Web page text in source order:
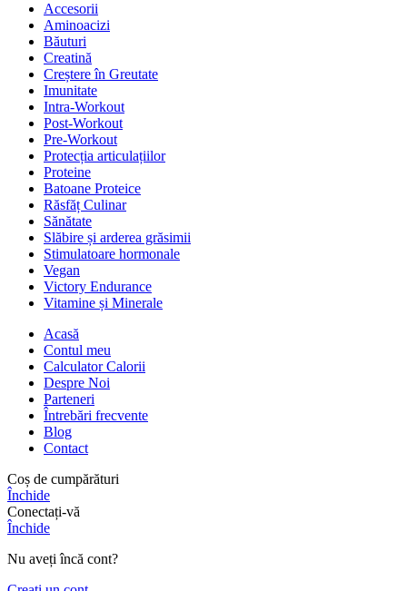
Accesorii
Aminoacizi
Băuturi
Creatină
Creștere în Greutate
Imunitate
Intra-Workout
Post-Workout
Pre-Workout
Protecția articulațiilor
Proteine
Batoane Proteice
Răsfăț Culinar
Sănătate
Slăbire și arderea grăsimii
Stimulatoare hormonale
Vegan
Victory Endurance
Vitamine și Minerale
Acasă
Contul meu
Calculator Calorii
Despre Noi
Parteneri
Întrebări frecvente
Blog
Contact
Coș de cumpărături
Închide
Conectați-vă
Închide
Nu aveți încă cont?